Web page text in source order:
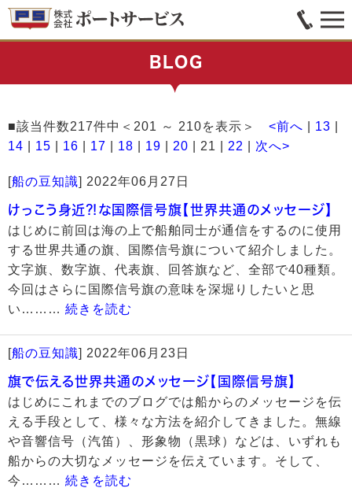
BLOG
■該当件数217件中＜201 ～ 210を表示＞ <前へ 13
14
15 16 17 18 19 20 | 21 | 22 次へ>
[船の豆知識] 2022年06月27日
けっこう身近⁈な国際信号旗【世界共通のメッセージ】
はじめに前回は海の上で船舶同士が通信をするのに使用
する世界共通の旗、国際信号旗について紹介しました。
文字旗、数字旗、代表旗、回答旗など、全部で40種類。
今回はさらに国際信号旗の意味を深堀りしたいと思
い……… 続きを読む
[船の豆知識] 2022年06月23日
旗で伝える世界共通のメッセージ【国際信号旗】
はじめにこれまでのブログでは船からのメッセージを伝
える手段として、様々な方法を紹介してきました。無線
や音響信号（汽笛）、形象物（黒球）などは、いずれも
船からの大切なメッセージを伝えています。そして、
今……… 続きを読む